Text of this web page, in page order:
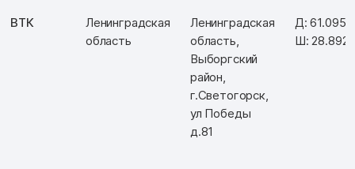
ВТК
Ленинградская
область
Ленинградская
область,
Выборгский
район,
г.Светогорск,
ул Победы
д.81
Д:
Ш: